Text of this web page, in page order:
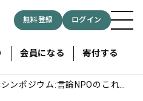
無料登録 ログイン
会員になる 寄付する
ンポジウム:言論NPOのこれか